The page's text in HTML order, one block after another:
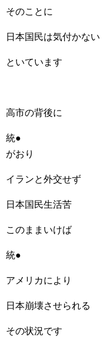
そのことに
日本国民は気付かない
といています
高市の背後に
統●
がおり
イランと外交せず
日本国民生活苦
このままいけば
統●
アメリカにより
日本崩壊させられる
その状況です